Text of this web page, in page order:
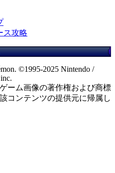
ス攻略
©1995-2025 Nintendo /
ーム画像の著作権および商標
コンテンツの提供元に帰属し